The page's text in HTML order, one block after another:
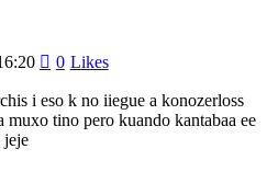
0 Likes
i eso k no iiegue a konozerloss
muxo tino pero kuando kantabaa ee
jeje